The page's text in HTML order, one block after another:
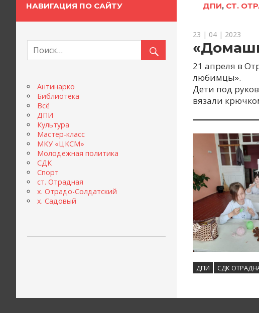
ДПИ, СТ.
23 | 04 | 2023
21 апреля в
любимцы».
Дети под
вязали
ДПИ СДК
НАВИГАЦИЯ ПО САЙТУ
Антинарко
Библиотека
Всё
ДПИ
Культура
Мастер-класс
МКУ «ЦКСМ»
Молодежная политика
СДК
Спорт
ст. Отрадная
х. Отрадо-Солдатский
х. Садовый